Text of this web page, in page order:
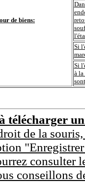
de biens:
Si
Si
à la
télécharger
de la
consulter
conseillons